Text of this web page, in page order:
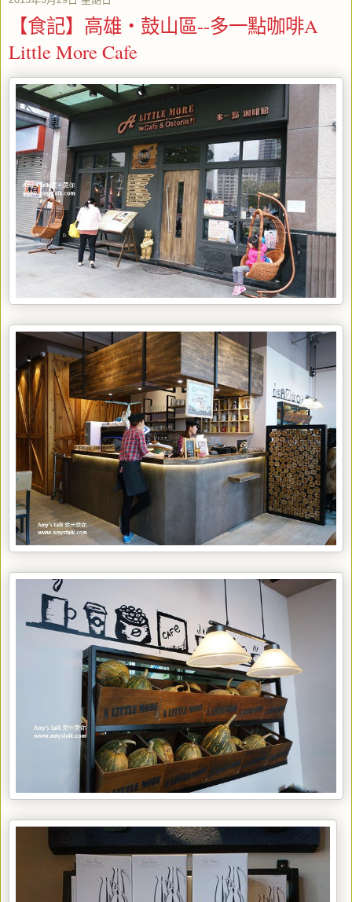
【食記】高雄‧鼓山區--多一點咖啡A
Little More Cafe